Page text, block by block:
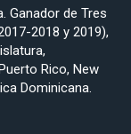
Ganador de Tres
2018 y 2019),
Rico, New
Dominicana.